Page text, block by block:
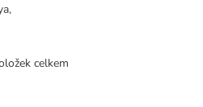
Ocelkem